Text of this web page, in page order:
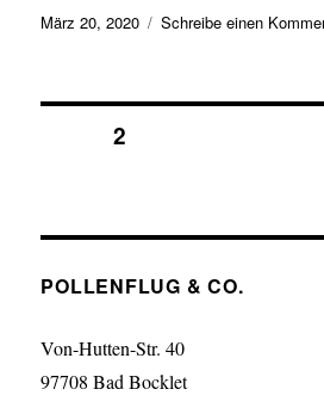
Veröffentlicht
März 20, 2020 Schreibe einen
Beiträge
SEITE2
POLLENFLUG & CO.
Von-Hutten-Str. 40
97708 Bad Bocklet